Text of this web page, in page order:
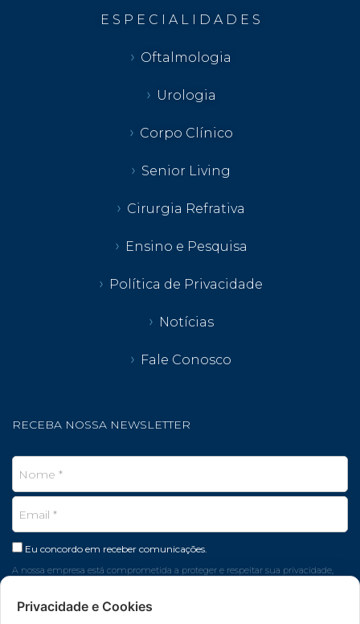
E S P E C I A L I D A D E S
Oftalmologia
Urologia
Corpo Clínico
Senior Living
Cirurgia Refrativa
Ensino e Pesquisa
Política de Privacidade
Notícias
Fale Conosco
RECEBA NOSSA NEWSLETTER
Eu concordo em receber comunicações.
A nossa empresa está comprometida a proteger e respeitar sua privacidade,
Privacidade e Cookies